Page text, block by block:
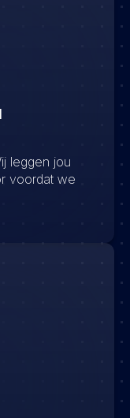
leggen jou
voordat we